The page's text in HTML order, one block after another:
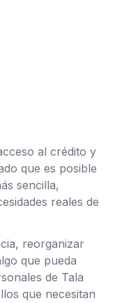
al crédito y
que es posible
sencilla,
reales de
reorganizar
que pueda
de Tala
que necesitan